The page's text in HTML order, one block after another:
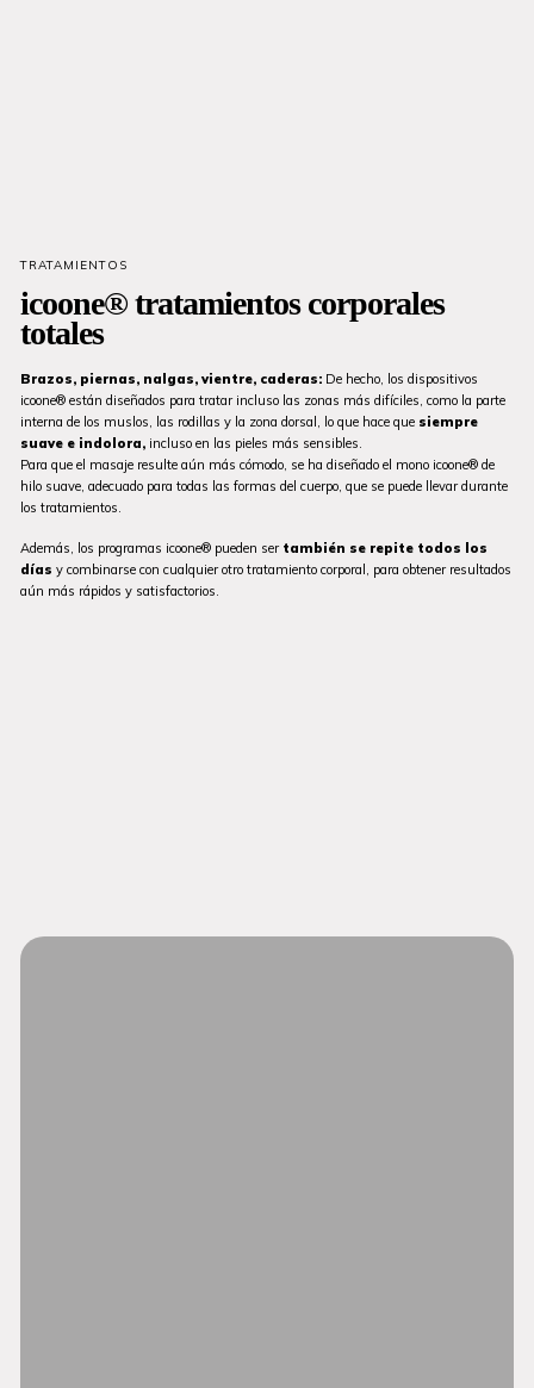
TRATAMIENTOS
icoone® tratamientos corporales
totales
Brazos, piernas, nalgas, vientre, caderas:De hecho, los dispositivos
icoone® están diseñados para tratar incluso las zonas más difíciles, como la parte
interna de los muslos, las rodillas y la zona dorsal, lo que hace que siempre
suave e indolora,incluso en las pieles más sensibles.
Para que el masaje resulte aún más cómodo, se ha diseñado el mono icoone® de
hilo suave, adecuado para todas las formas del cuerpo, que se puede llevar durante
los tratamientos.
Además, los programas icoone® pueden ser también se repite todos los
días y combinarse con cualquier otro tratamiento corporal, para obtener resultados
aún más rápidos y satisfactorios.